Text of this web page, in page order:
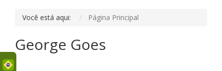
Você está aqui: Página Principal
George Goes